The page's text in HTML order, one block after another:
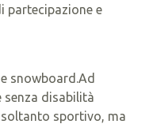
partecipazione e
snowboard.Ad
disabilità
soltanto sportivo, ma